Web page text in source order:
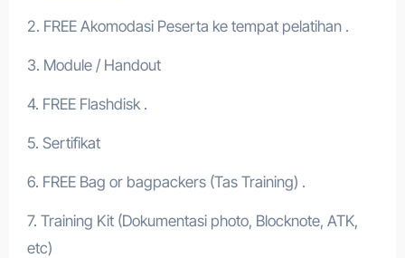
2. FREE Akomodasi Peserta ke tempat pelatihan .
3. Module / Handout
4. FREE Flashdisk .
5. Sertifikat
6. FREE Bag or bagpackers (Tas Training) .
7. Training Kit (Dokumentasi photo, Blocknote, ATK,
etc)